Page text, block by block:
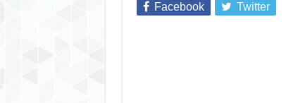
Facebook Twitter